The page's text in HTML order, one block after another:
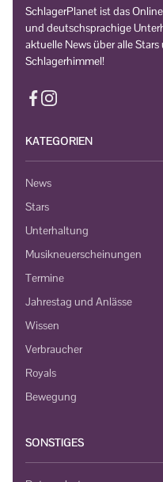
SchlagerPlanet ist das
und deutschsprachige
aktuelle News über alle
Schlagerhimmel!
KATEGORIEN
News
Stars
Unterhaltung
Musikneuerscheinungen
Termine
Jahrestag und Anlässe
Wissen
Verbraucher
Royals
Bewegung
SONSTIGES